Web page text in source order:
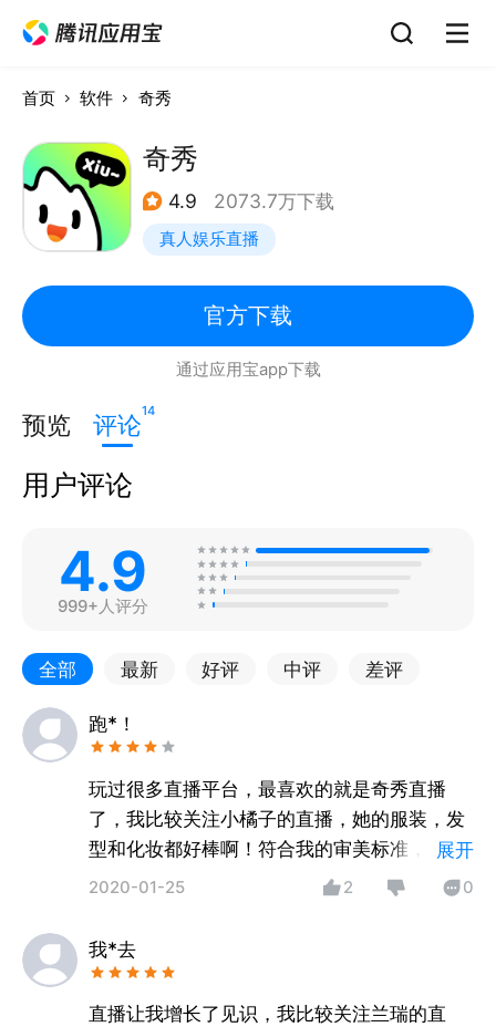
首页 软件 奇秀
奇秀
4.9 2073.7万下载
真人娱乐直播
官方下载
通过应用宝app下载
预览 评论14
用户评论
4.9
999+人评分
全部 最新 好评 中评 差评
跑*！
玩过很多直播平台，最喜欢的就是奇秀直播
了，我比较关注小橘子的直播，她的服装，发
型和化妆都好棒啊！符合我的审美标准，我也
会和她互动交流学习，现在我也经常模仿她的
展开
2020-01-25 2 0
我*去
直播让我增长了见识，我比较关注兰瑞的直